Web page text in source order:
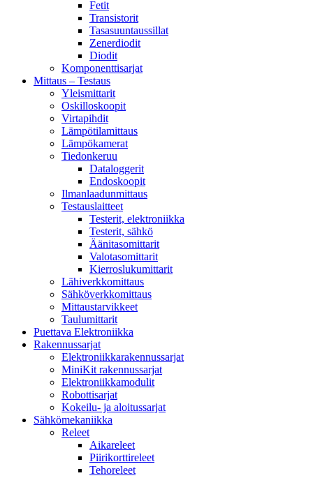
Fetit
Transistorit
Tasasuuntaussillat
Zenerdiodit
Diodit
Komponenttisarjat
Mittaus – Testaus
Yleismittarit
Oskilloskoopit
Virtapihdit
Lämpötilamittaus
Lämpökamerat
Tiedonkeruu
Dataloggerit
Endoskoopit
Ilmanlaadunmittaus
Testauslaitteet
Testerit, elektroniikka
Testerit, sähkö
Äänitasomittarit
Valotasomittarit
Kierroslukumittarit
Lähiverkkomittaus
Sähköverkkomittaus
Mittaustarvikkeet
Taulumittarit
Puettava Elektroniikka
Rakennussarjat
Elektroniikkarakennussarjat
MiniKit rakennussarjat
Elektroniikkamodulit
Robottisarjat
Kokeilu- ja aloitussarjat
Sähkömekaniikka
Releet
Aikareleet
Piirikorttireleet
Tehoreleet